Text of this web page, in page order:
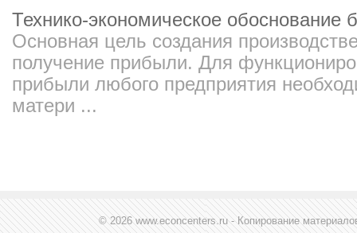
Технико-экономическое обоснование
Основная цель создания
получение прибыли. Для
прибыли любого предприятия
матери ...
© 2026 www.econcenters.ru - Копирование